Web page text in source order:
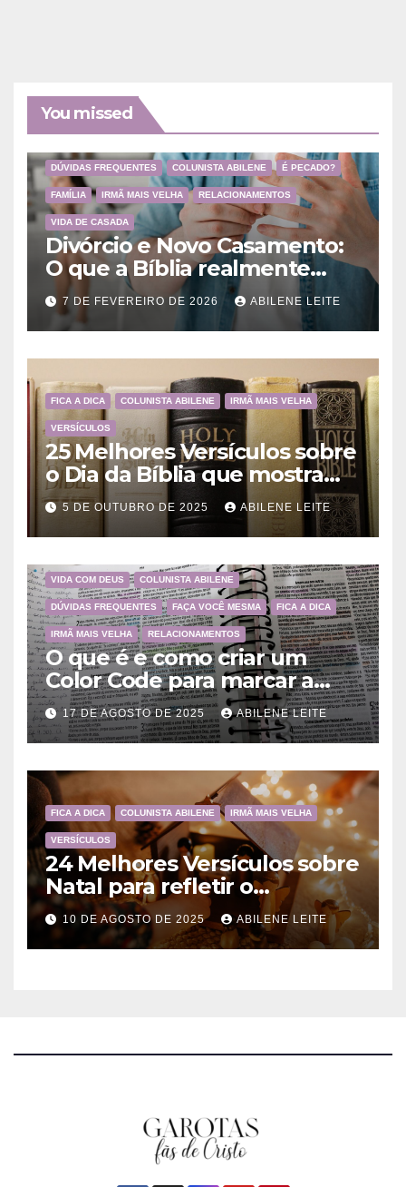
You missed
DÚVIDAS FREQUENTES COLUNISTA ABILENE É PECADO?
FAMÍLIA IRMÃ MAIS VELHA RELACIONAMENTOS
VIDA DE CASADA
Divórcio e Novo Casamento:
O que a Bíblia realmente
ensina
7 DE FEVEREIRO DE 2026 ABILENE LEITE
FICA A DICA COLUNISTA ABILENE IRMÃ MAIS VELHA
VERSÍCULOS
25 Melhores Versículos sobre
o Dia da Bíblia que mostram
a importância da Palavra de
Deus
5 DE OUTUBRO DE 2025 ABILENE LEITE
VIDA COM DEUS COLUNISTA ABILENE
DÚVIDAS FREQUENTES FAÇA VOCÊ MESMA FICA A DICA
IRMÃ MAIS VELHA RELACIONAMENTOS
O que é e como criar um
Color Code para marcar a
Bíblia?
17 DE AGOSTO DE 2025 ABILENE LEITE
FICA A DICA COLUNISTA ABILENE IRMÃ MAIS VELHA
VERSÍCULOS
24 Melhores Versículos sobre
Natal para refletir o
Nascimento de Jesus
10 DE AGOSTO DE 2025 ABILENE LEITE